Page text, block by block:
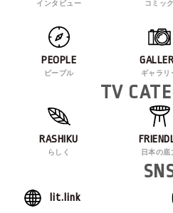
インタビュー コミック
PEOPLE
ピープル ギャラリ
TV
RASHIKU
らしく 日本の底
lit.link